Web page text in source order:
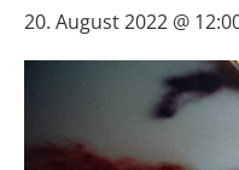
20. August 2022 @